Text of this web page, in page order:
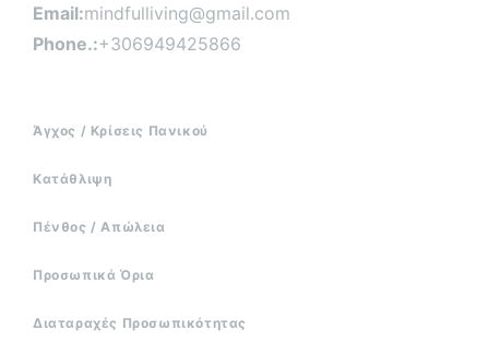
Email:mindfulliving@gmail.com
Phone.:+306949425866
Άγχος / Κρίσεις Πανικού
Κατάθλιψη
Πένθος / Απώλεια
Προσωπικά Όρια
Διαταραχές Προσωπικότητας